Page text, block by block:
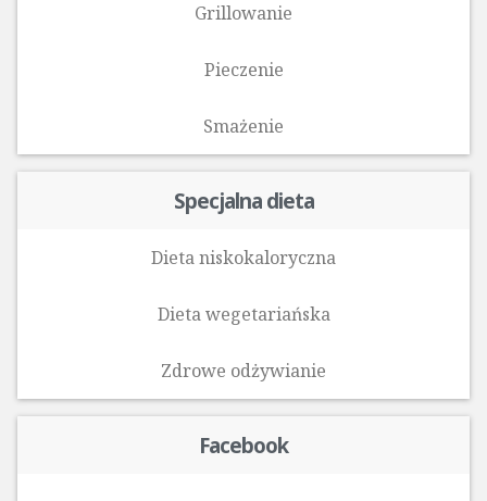
Grillowanie
Pieczenie
Smażenie
Specjalna dieta
Dieta niskokaloryczna
Dieta wegetariańska
Zdrowe odżywianie
Facebook